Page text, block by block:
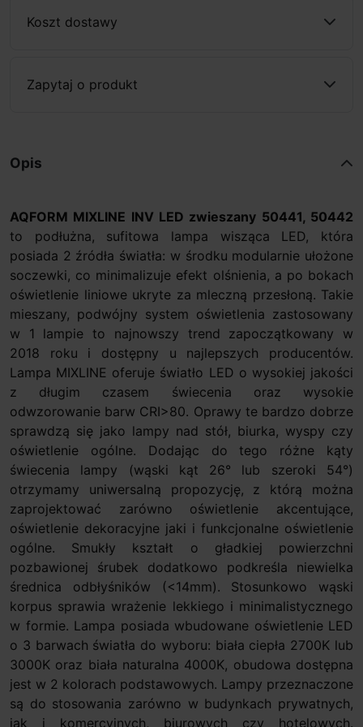
Koszt dostawy
Zapytaj o produkt
Opis
AQFORM MIXLINE INV LED zwieszany 50441, 50442
to podłużna, sufitowa lampa wisząca LED, która
posiada 2 źródła światła: w środku modularnie ułożone
soczewki, co minimalizuje efekt olśnienia, a po bokach
oświetlenie liniowe ukryte za mleczną przesłoną. Takie
mieszany, podwójny system oświetlenia zastosowany
w 1 lampie to najnowszy trend zapoczątkowany w
2018 roku i dostępny u najlepszych producentów.
Lampa MIXLINE oferuje światło LED o wysokiej jakości
z długim czasem świecenia oraz wysokie
odwzorowanie barw CRI>80. Oprawy te bardzo dobrze
sprawdzą się jako lampy nad stół, biurka, wyspy czy
oświetlenie ogólne. Dodając do tego różne kąty
świecenia lampy (wąski kąt 26° lub szeroki 54°)
otrzymamy uniwersalną propozycję, z którą można
zaprojektować zarówno oświetlenie akcentujące,
oświetlenie dekoracyjne jaki i funkcjonalne oświetlenie
ogólne. Smukły kształt o gładkiej powierzchni
pozbawionej śrubek dodatkowo podkreśla niewielka
średnica odbłyśników (<14mm). Stosunkowo wąski
korpus sprawia wrażenie lekkiego i minimalistycznego
w formie. Lampa posiada wbudowane oświetlenie LED
o 3 barwach światła do wyboru: biała ciepła 2700K lub
3000K oraz biała naturalna 4000K, obudowa dostępna
jest w 2 kolorach podstawowych. Lampy przeznaczone
są do stosowania zarówno w budynkach prywatnych,
jak i komercyjnych, biurowych czy hotelowych.